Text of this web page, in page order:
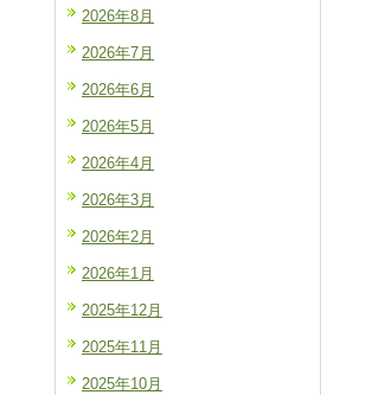
2026年8月
2026年7月
2026年6月
2026年5月
2026年4月
2026年3月
2026年2月
2026年1月
2025年12月
2025年11月
2025年10月